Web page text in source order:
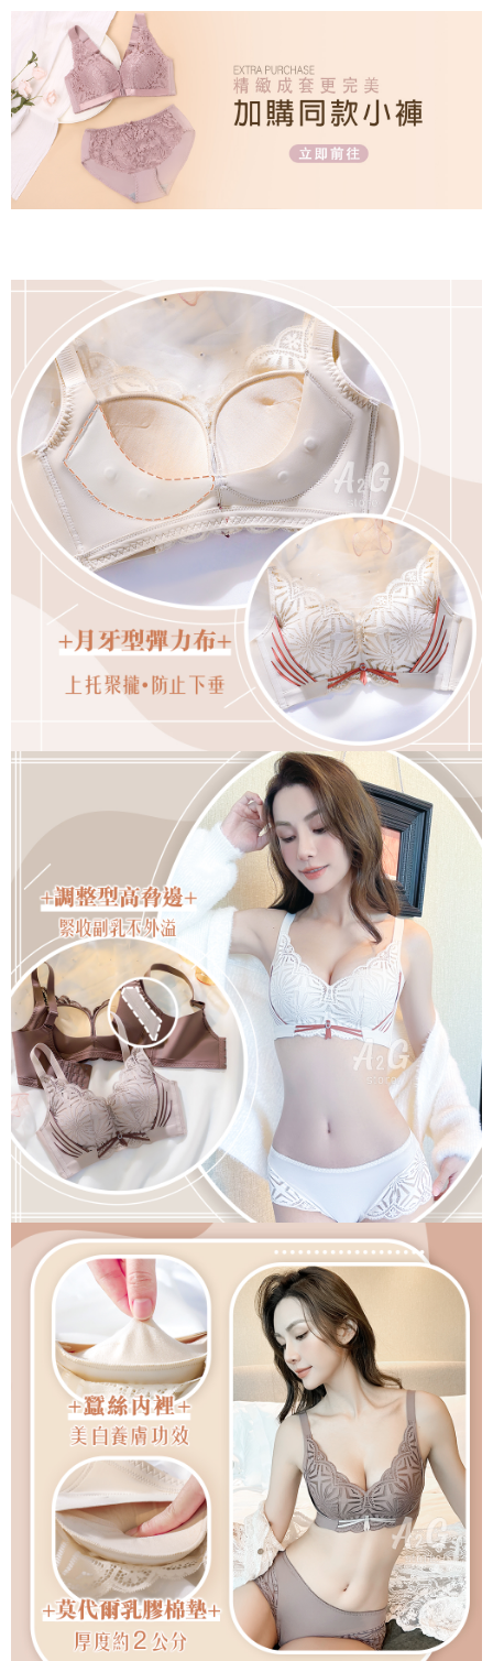
１．於結帳方式選擇「AFTEE先享後付」後，將跳轉至「AFTEE先享後付」
結帳頁面，進行簡訊認證並確認金額後，即可完成結帳。
２．訂單成立數日內，您將收到繳費通知簡訊。
３．收到繳費通知簡訊後14天內，點擊此簡訊中的連結，可透過四大超商／
ATM／網路銀行／等多元方式進行付款，方視為交易完成。
※ 請注意：結帳手續完成當下不需立刻繳費，但若您需要取消訂單，請聯絡
購買商品的店家。未經商家同意取消之訂單仍視為有效，需透過AFTEE先享
後付繳納相關費用。
※ 交易是否成功請以「AFTEE先享後付 」之結帳頁面顯示為準，若有關於
是否繳費成功／繳費後需取消欲退款等相關疑問，請聯繫「AFTEE先享後付
１．透過由恩沛科技股份有限公司提供之「AFTEE先享後付」服務完成之交
易，需依本服務之必要範圍內提供個人資料，並將交易相關給付款項請求債
權轉讓予恩沛科技股份有限公司。
２．關於個人資料處理事宜，請瀏覽以下網址：
https://aftee.tw/terms/#terms3
３．未成年的使用者請事先徵得法定代理人或監護人之同意方可使用
「AFTEE先享後付」，若未經同意申辦者引起之損失，本公司不負相關責
４．使用「AFTEE先享後付」時，將依據個別帳號之用戶狀況，依本公司即
時審查核予不同之上限額度；若仍有額度不足之情形，本公司將視審查結果
請求用戶進行身份認證。
５．嚴禁一人註冊多個帳號或使用他人資訊註冊。若發現惡意使用之情形，
恩沛科技股份有限公司將有權停止該用戶之使用額度並採取法律行動。
付款後全家取貨
每筆NT$60，滿NT$699(含以上)免運費
7-11取貨付款
每筆NT$60，滿NT$699(含以上)免運費
付款後7-11取貨
每筆NT$60，滿NT$699(含以上)免運費
每筆NT$100，滿NT$2,000(含以上)免運費